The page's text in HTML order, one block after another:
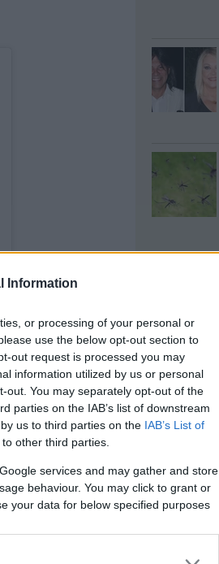
Information
or processing of your personal or
use the below opt-out section to
out request is processed you may
information utilized by us or personal
out. You may separately opt-out of the
parties on the IAB’s list of downstream
us to third parties on the IAB’s List of
other third parties.
services and may gather and store
behaviour. You may click to grant or
your data for below specified purposes